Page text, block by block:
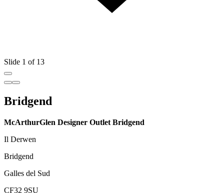
Slide 1 of 13
Bridgend
McArthurGlen Designer Outlet Bridgend
Il Derwen
Bridgend
Galles del Sud
CF32 9SU